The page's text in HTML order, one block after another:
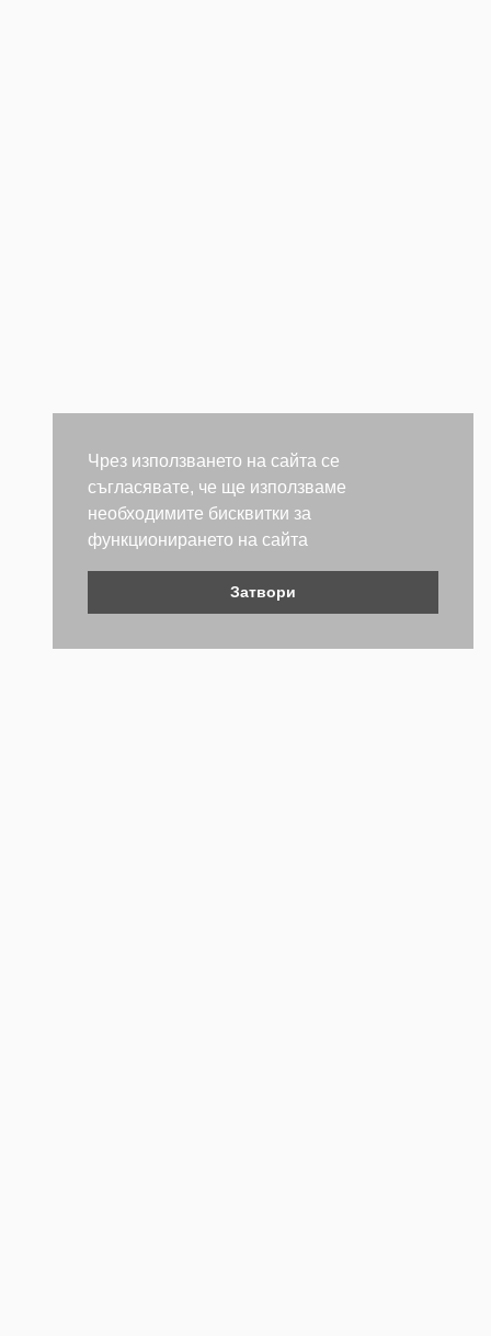
Чрез използването на сайта се
съгласявате, че ще използваме
необходимите бисквитки за
функционирането на сайта
Затвори